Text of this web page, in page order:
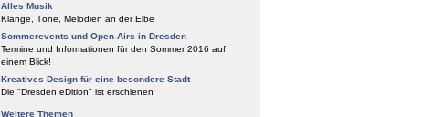
Alles Musik
Klänge, Töne, Melodien an der Elbe
Sommerevents und Open-Airs in Dresden
Termine und Informationen für den Sommer 2016 auf
einem Blick!
Kreatives Design für eine besondere Stadt
Die "Dresden eDition" ist erschienen
Weitere Themen